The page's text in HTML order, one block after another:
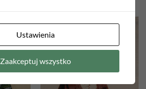
Add to
wishlist
wishlist
Ustawienia
Zaakceptuj wszystko